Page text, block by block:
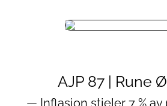
AJP 87 | Rune
— Inflasjon stjeler 7 % av